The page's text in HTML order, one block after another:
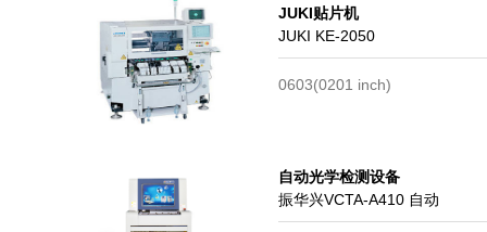
JUKI贴片机
JUKI KE-2050
0603(0201 inch)
自动光学检测设备
振华兴VCTA-A410 自动
光学检测